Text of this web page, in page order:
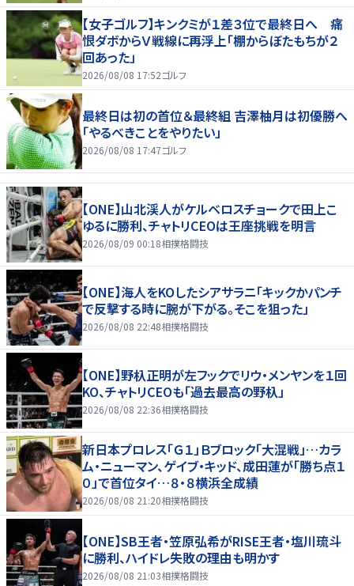
【女子ゴルフ】キンクミが１差３位で最終日へ 痛
恨ダボからＶ戦線に再浮上「棚からぼたもちが２
回あった」
2026/08/08 17:52ゴルフ
最終日は初の首位＆最終組 吉澤柚月は初優勝へ
「やるべきことをやりたい」
2026/08/08 17:47ゴルフ
【ONE】山北渓人がケルベロスチョークで田上こ
ゆるに勝利、チャトリCEOは王座挑戦を明言
2026/08/09 00:18相撲格闘技
【ONE】海人をKOしたシアサラニ「キックかパンチ
で反撃する時に腕が下がる。そこを狙った」
2026/08/08 22:48相撲格闘技
【ONE】野杁正明が左フックでリウ・メンヤンを１回
KO、チャトリCEOも「過去最高の野杁」
2026/08/08 22:36相撲格闘技
新日本プロレス「Ｇ１」Ｂブロック「大混戦」…カラ
ム・ニューマン、ゲイブ・キッド、成田蓮が「勝ち点１
０」で首位タイ…８・８横浜全成績
2026/08/08 21:20相撲格闘技
【ONE】SB王者・笠原弘希がRISE王者・塩川琉斗
に勝利、ハイドレ失敗の理由も明かす
2026/08/08 21:03相撲格闘技